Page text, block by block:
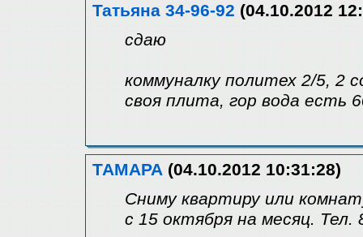
Татьяна 34-96-92 (04.10.2012
сдаю
коммуналку политех 2/5, 2
своя плита, гор вода есть
ТАМАРА (04.10.2012 10:31:28)
Сниму квартиру или
с 15 октября на месяц. Тел.